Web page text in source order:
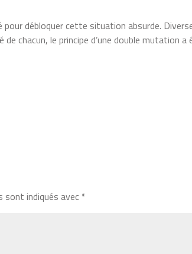
débloquer cette situation absurde.
chacun, le principe d’une double mutation a
sont indiqués avec *